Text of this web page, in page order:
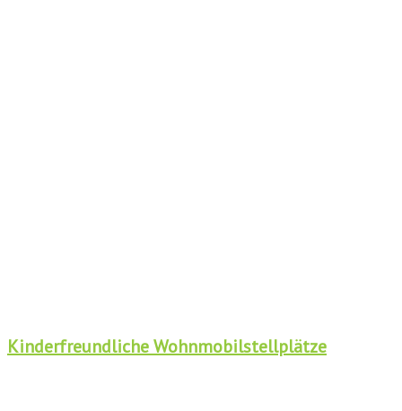
Kinderfreundliche Wohnmobilstellplätze